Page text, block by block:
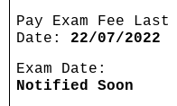
Pay Exam Fee Last
Date:
22/07/2022
Exam Date:
Notified Soon